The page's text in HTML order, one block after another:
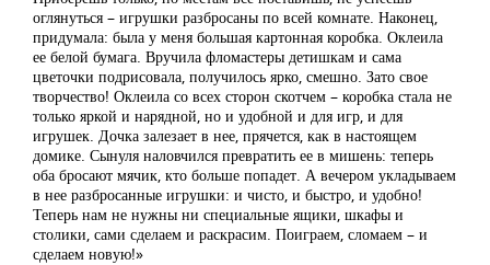
оглянуться – игрушки разбросаны по всей комнате. Наконец,
придумала: была у меня большая картонная коробка. Оклеила
ее белой бумага. Вручила фломастеры детишкам и сама
цветочки подрисовала, получилось ярко, смешно. Зато свое
творчество! Оклеила со всех сторон скотчем – коробка стала не
только яркой и нарядной, но и удобной и для игр, и для
игрушек. Дочка залезает в нее, прячется, как в настоящем
домике. Сынуля наловчился превратить ее в мишень: теперь
оба бросают мячик, кто больше попадет. А вечером укладываем
в нее разбросанные игрушки: и чисто, и быстро, и удобно!
Теперь нам не нужны ни специальные ящики, шкафы и
столики, сами сделаем и раскрасим. Поиграем, сломаем – и
сделаем новую!»